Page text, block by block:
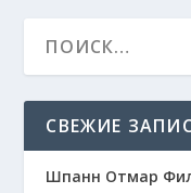
СВЕЖИЕ
Шпанн Отмар